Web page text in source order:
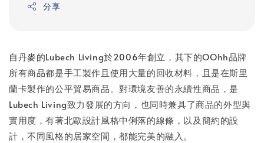
分享
自丹麥的Lubech Living於2006年創立，其下的OOhh品牌
所有商品都是手工製作且使用大量的回收材料，且是在斯里
蘭卡製作的公平貿易商品。對環境友善的永續性商品，是
Lubech Living致力發展的方向，也同時兼具了商品的外型與
實用度，有著北歐設計風格中俐落的線條，以及簡約的設
計，不同風格的居家空間，都能完美的融入。